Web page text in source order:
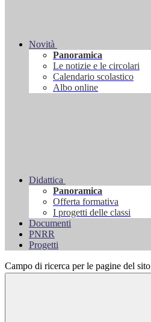
Novità
Panoramica
Le notizie e le circolari
Calendario scolastico
Albo online
Didattica
Panoramica
Offerta formativa
I progetti delle classi
Documenti
PNRR
Progetti
Campo di ricerca per le pagine del sito